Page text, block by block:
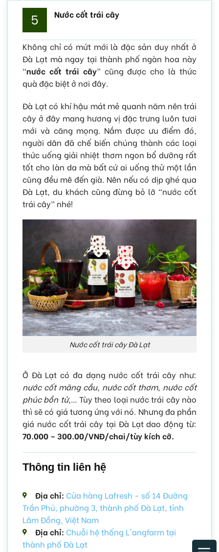
5 Nước cốt trái cây
Không chỉ có mứt mới là đặc sản duy nhất ở
Đà Lạt mà ngay tại thành phố ngàn hoa này
“nước cốt trái cây” cũng được cho là thức
quà đặc biệt ở nơi đây.
Đà Lạt có khí hậu mát mẻ quanh năm nên trái
cây ở đây mang hương vị đặc trưng luôn tươi
mới và căng mọng. Nắm được ưu điểm đó,
người dân đã chế biến chúng thành các loại
thức uống giải nhiệt thơm ngon bổ dưỡng rất
tốt cho làn da mà bất cứ ai uống thử một lần
cũng đều mê đến già. Nên nếu có dịp ghé qua
Đà Lạt, du khách cũng đừng bỏ lỡ “nước cốt
trái cây” nhé!
Nước cốt trái cây Đà Lạt
Ở Đà Lạt có đa dạng nước cốt trái cây như:
nước cốt mãng cầu, nước cốt thơm, nước cốt
phúc bồn tử,… Tùy theo loại nước trái cây nào
thì sẽ có giá tương ứng với nó. Nhưng đa phần
giá nước cốt trái cây tại Đà Lạt dao động từ:
70.000 – 300.00/VNĐ/chai/tùy kích cỡ.
Thông tin liên hệ
Địa chỉ: Cửa hàng Lafresh - số 14 Đường
Trần Phú, phường 3, thành phố Đà Lạt, tỉnh
Lâm Đồng, Việt Nam
Địa chỉ: Chuỗi hệ thống L'angfarm tại
thành phố Đà Lạt